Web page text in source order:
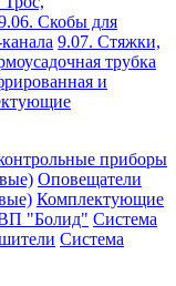
Скобы для
9.07. Стяжки,
трубка
и
приборы
Оповещатели
Комплектующие
"Болид" Система
Система